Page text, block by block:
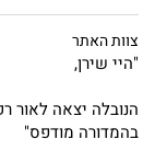
צוות האתר
"היי שירן,
הנובלה יצאה לאור
בהמדורה מודפס"